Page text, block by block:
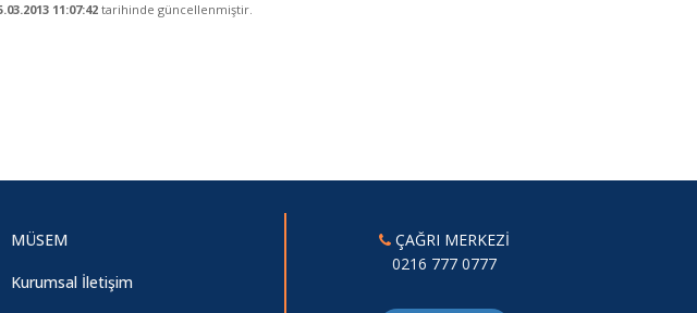
11:07:42tarihinde güncellenmiştir.
MÜSEM
Kurumsal İletişim
ÇAĞRI MERKEZİ
0216 777 0777